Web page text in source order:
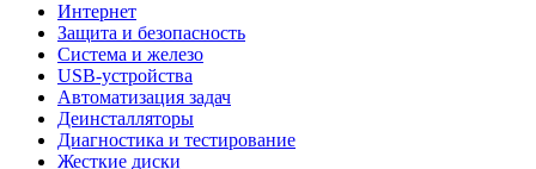
Интернет
Защита и безопасность
Система и железо
USB-устройства
Автоматизация задач
Деинсталляторы
Диагностика и тестирование
Жесткие диски